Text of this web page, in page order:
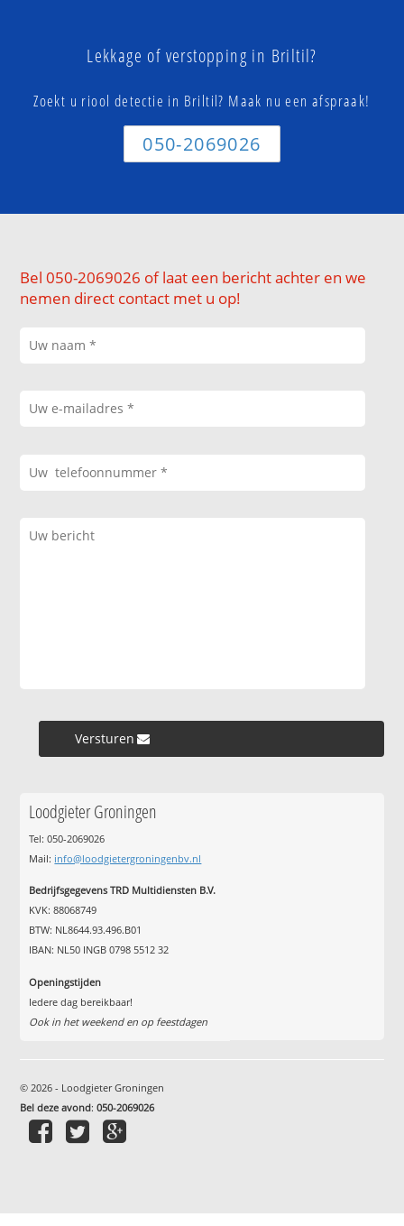
Lekkage of verstopping in Briltil?
Zoekt u riool detectie in Briltil? Maak nu een afspraak!
050-2069026
Bel 050-2069026 of laat een bericht achter en we
nemen direct contact met u op!
Versturen »
Loodgieter Groningen
Tel: 050-2069026
Mail: info@loodgietergroningenbv.nl
Bedrijfsgegevens TRD Multidiensten B.V.
KVK: 88068749
BTW: NL8644.93.496.B01
IBAN: NL50 INGB 0798 5512 32
Openingstijden
Iedere dag bereikbaar!
Ook in het weekend en op feestdagen
© 2026 - Loodgieter Groningen
Bel deze avond:050-2069026